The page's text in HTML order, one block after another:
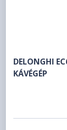
DELONGHI
KÁVÉGÉP